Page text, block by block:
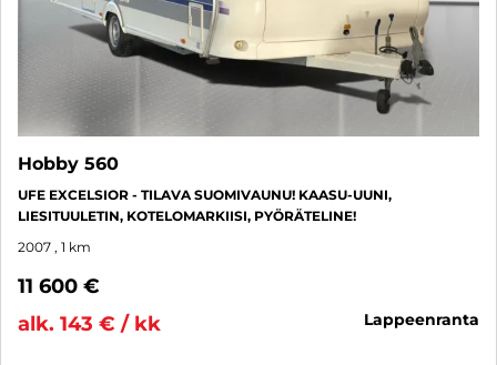
Hobby 560
UFE EXCELSIOR - TILAVA SUOMIVAUNU! KAASU-UUNI,
LIESITUULETIN, KOTELOMARKIISI, PYÖRÄTELINE!
2007 , 1 km
11 600 €
alk. 143 € / kk
lappeenranta